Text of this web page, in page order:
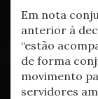
Em nota
anterior à
“estão
de forma
movimento
servidores